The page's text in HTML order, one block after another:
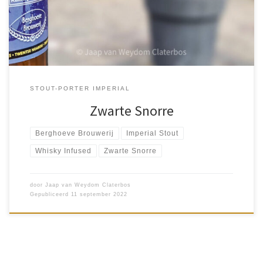
al […]
STOUT-PORTER IMPERIAL
Zwarte Snorre
Berghoeve Brouwerij Imperial Stout
Whisky Infused Zwarte Snorre
door Jaap van Weydom Claterbos
Gepubliceerd
11 september 2022